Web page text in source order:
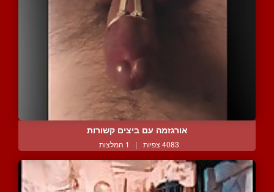
אורגזמה עם ביצים קשורות
4083 צפיות | 1 המלצות